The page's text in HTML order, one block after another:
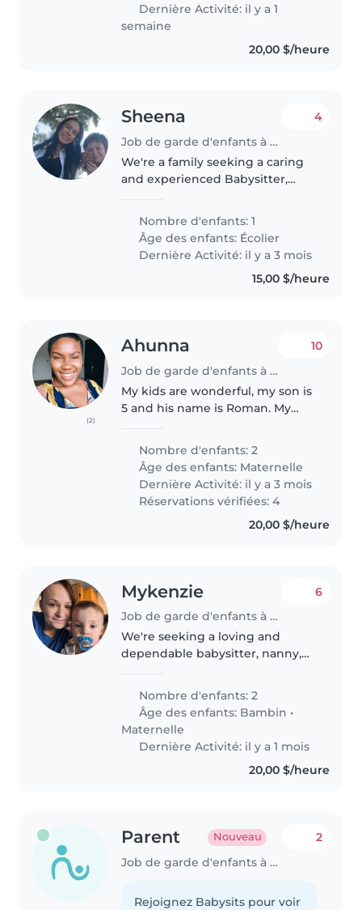
Dernière Activité: il y a 1
semaine
20,00 $/heure
Sheena
Job de garde d'enfants à Calgary
4
We're a family seeking a caring
and experienced Babysitter,
parent to watch our energetic
and curious 9-year-old child with
ADHD and ODD. My child is..
Nombre d'enfants: 1
Âge des enfants: Écolier
Dernière Activité: il y a 3 mois
15,00 $/heure
(2)
Ahunna
Job de garde d'enfants à Calgary
10
My kids are wonderful, my son is
5 and his name is Roman. My
minding because it’s overnight
and we will be back before they..
Nombre d'enfants: 2
Âge des enfants: Maternelle
Dernière Activité: il y a 3 mois
Réservations vérifiées: 4
20,00 $/heure
Mykenzie
Job de garde d'enfants à Calgary
6
We're seeking a loving and
dependable babysitter, nanny,
energetic and talkative children,
a toddler and a kids are full of
energy and love to play, so
someone..
Nombre d'enfants: 2
Âge des enfants: Bambin •
Maternelle
Dernière Activité: il y a 1 mois
20,00 $/heure
Parent Nouveau
Job de garde d'enfants à Calgary
2
Rejoignez Babysits pour voir